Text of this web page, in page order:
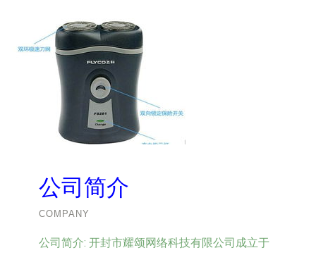
公司简介
COMPANY
公司简介: 开封市耀颂网络科技有限公司成立于